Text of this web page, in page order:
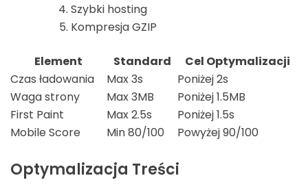
Szybki hosting
Kompresja GZIP
Element Standard
Cel Optymalizacji
Czas ładowania
Max 3s
Poniżej 2s
Waga strony
Max 3MB
Poniżej 1.5MB
First Paint
Max 2.5s
Poniżej 1.5s
Mobile Score
Min 80/100 Powyżej 90/100
Optymalizacja Treści